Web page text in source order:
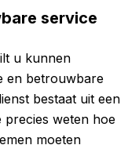
service
u kunnen
en betrouwbare
bestaat uit een
precies weten hoe
moeten